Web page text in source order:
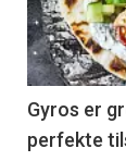
nå
-
2
Gyros er
perfekte